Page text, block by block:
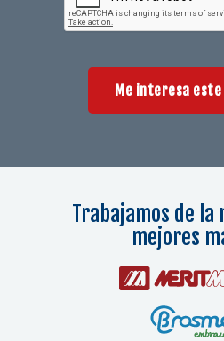
Me interesa
Trabajamos de la
mejores